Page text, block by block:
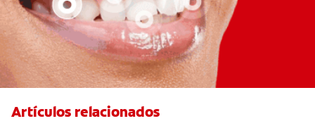
Artículos relacionados